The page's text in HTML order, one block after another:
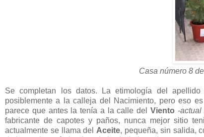
Casa número 8
Se completan los datos. La etimología del apellido
posiblemente a la calleja del Nacimiento, pero eso
parece que antes la tenía a la calle del Viento -
fabricante de capotes y paños, nunca mejor sitio
actualmente se llama del Aceite, pequeña, sin salida,